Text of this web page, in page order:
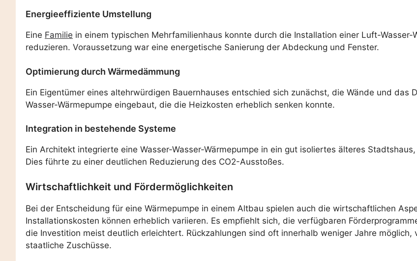
Energieeffiziente Umstellung
Eine Familie in einem typischen Mehrfamilienhaus konnte durch die Installation einer Luft-Wasser-
reduzieren. Voraussetzung war eine energetische Sanierung der Abdeckung und Fenster.
Optimierung durch Wärmedämmung
Ein Eigentümer eines altehrwürdigen Bauernhauses entschied sich zunächst, die Wände und das
Wasser-Wärmepumpe eingebaut, die die Heizkosten erheblich senken konnte.
Integration in bestehende Systeme
Ein Architekt integrierte eine Wasser-Wasser-Wärmepumpe in ein gut isoliertes älteres
Dies führte zu einer deutlichen Reduzierung des CO2-Ausstoßes.
Wirtschaftlichkeit und Fördermöglichkeiten
Bei der Entscheidung für eine Wärmepumpe in einem Altbau spielen auch die wirtschaftlichen
Installationskosten können erheblich variieren. Es empfiehlt sich, die verfügbaren
die Investition meist deutlich erleichtert. Rückzahlungen sind oft innerhalb weniger Jahre
staatliche Zuschüsse.